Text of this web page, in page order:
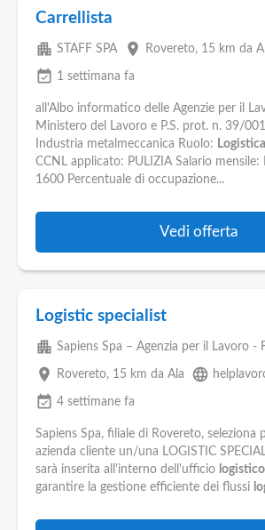
Carrellista
apartment STAFF SPA place Rovereto, 15 km da
event_available 1 settimana fa
all'Albo informatico delle Agenzie per il
Ministero del Lavoro e P.S. prot. n. 39/
Industria metalmeccanica Ruolo: Logistica
CCNL applicato: PULIZIA Salario mensile:
1600 Percentuale di occupazione...
Vedi offerta
Logistic specialist
apartment Sapiens Spa – Agenzia per il Lavoro -
place Rovereto, 15 km da Ala language
event_available 4 settimane fa
Sapiens Spa, filiale di Rovereto, seleziona
azienda cliente un/una LOGISTIC
sarà inserita all'interno dell'ufficio logistico
garantire la gestione efficiente dei flussi